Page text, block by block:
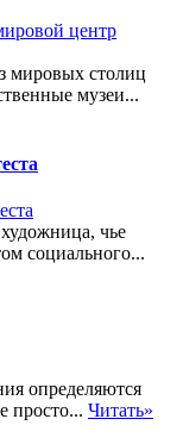
мировых столиц
музеи...
чье
социального...
определяются
просто... Читать»